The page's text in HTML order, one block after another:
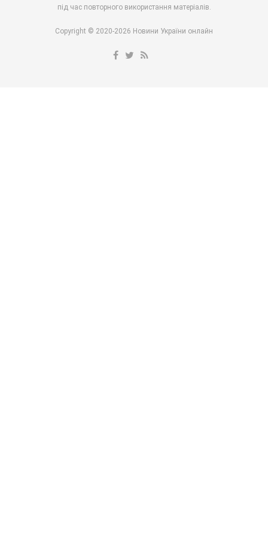
під час повторного використання матеріалів.
Copyright © 2020-2026 Новини України онлайн